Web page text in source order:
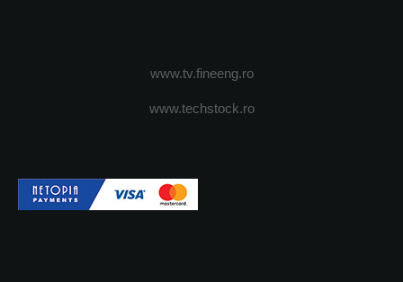
www.tv.fineeng.ro
www.techstock.ro